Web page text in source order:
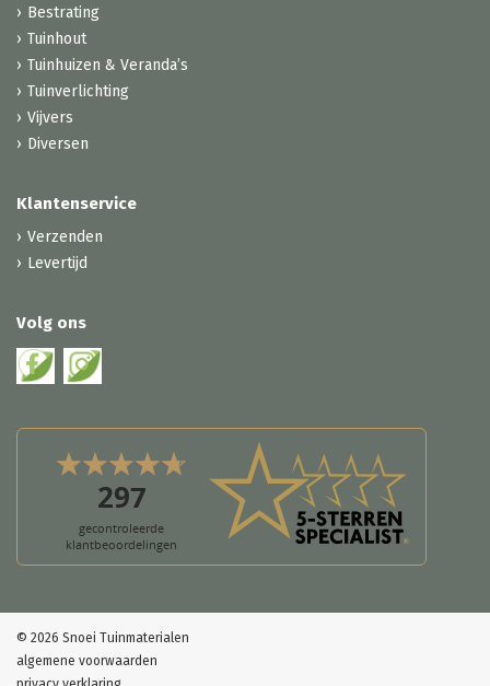
Bestrating
Tuinhout
Tuinhuizen & Veranda’s
Tuinverlichting
Vijvers
Diversen
Klantenservice
Verzenden
Levertijd
Volg ons
© 2026 Snoei Tuinmaterialen
algemene voorwaarden